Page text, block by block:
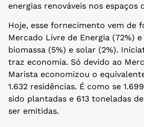
energias renováveis nos espaços
Hoje, esse fornecimento vem de
Mercado Livre de Energia (72%)
biomassa (5%) e solar (2%).
traz economia. Só devido ao
Marista economizou o
1.632 residências. É como se
sido plantadas e 613 toneladas
ser emitidas.